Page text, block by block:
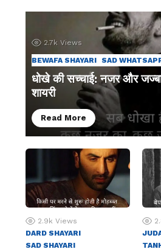
2.7k Views
BEWAFA SHAYARI SAD
धोखे की सच्चाई: नजर और
शायरी
Read More
2.9k Views
DARD SHAYARI
SAD SHAYARI